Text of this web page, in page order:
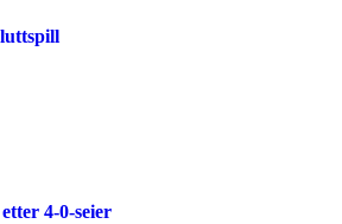
4-0-seier